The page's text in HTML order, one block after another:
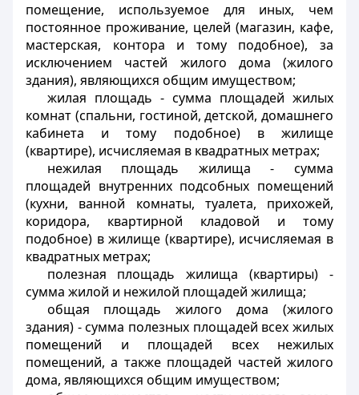
помещение, используемое для иных, чем
постоянное проживание, целей (магазин, кафе,
мастерская, контора и тому подобное), за
исключением частей жилого дома (жилого
здания), являющихся общим имуществом;
жилая площадь - сумма площадей жилых
комнат (спальни, гостиной, детской, домашнего
кабинета и тому подобное) в жилище
(квартире), исчисляемая в квадратных метрах;
нежилая площадь жилища - сумма
площадей внутренних подсобных помещений
(кухни, ванной комнаты, туалета, прихожей,
коридора, квартирной кладовой и тому
подобное) в жилище (квартире), исчисляемая в
квадратных метрах;
полезная площадь жилища (квартиры) -
сумма жилой и нежилой площадей жилища;
общая площадь жилого дома (жилого
здания) - сумма полезных площадей всех жилых
помещений и площадей всех нежилых
помещений, а также площадей частей жилого
дома, являющихся общим имуществом;